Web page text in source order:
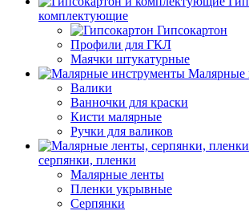
комплектующие
Гипсокартон
Профили для ГКЛ
Маячки штукатурные
Малярные
Валики
Ванночки для краски
Кисти малярные
Ручки для валиков
серпянки, пленки
Малярные ленты
Пленки укрывные
Серпянки